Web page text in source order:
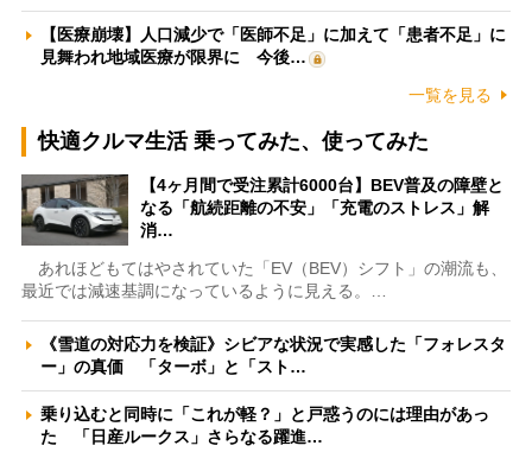
【医療崩壊】人口減少で「医師不足」に加えて「患者不足」に
見舞われ地域医療が限界に 今後…
一覧を見る
快適クルマ生活 乗ってみた、使ってみた
【4ヶ月間で受注累計6000台】BEV普及の障壁と
なる「航続距離の不安」「充電のストレス」解
消…
あれほどもてはやされていた「EV（BEV）シフト」の潮流も、
最近では減速基調になっているように見える。…
《雪道の対応力を検証》シビアな状況で実感した「フォレスタ
ー」の真価 「ターボ」と「スト…
乗り込むと同時に「これが軽？」と戸惑うのには理由があっ
た 「日産ルークス」さらなる躍進…